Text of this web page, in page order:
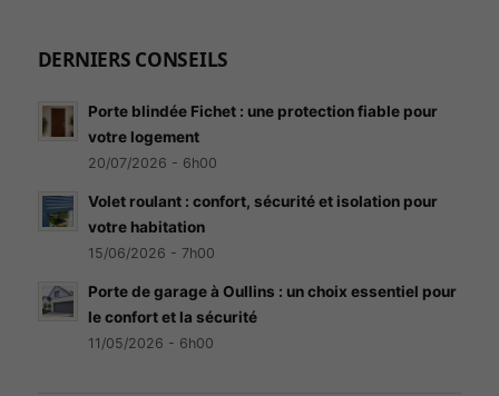
DERNIERS CONSEILS
Porte blindée Fichet : une protection fiable pour
votre logement
20/07/2026 - 6h00
Volet roulant : confort, sécurité et isolation pour
votre habitation
15/06/2026 - 7h00
Porte de garage à Oullins : un choix essentiel pour
le confort et la sécurité
11/05/2026 - 6h00